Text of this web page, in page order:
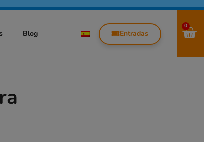
Blog Entradas
0